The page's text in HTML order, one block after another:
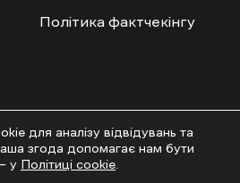
Політика фактчекінгу
для аналізу відвідувань та
згода допомагає нам бути
у Політиці cookie